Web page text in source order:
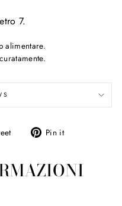
7.
alimentare.
Tweet Pin it